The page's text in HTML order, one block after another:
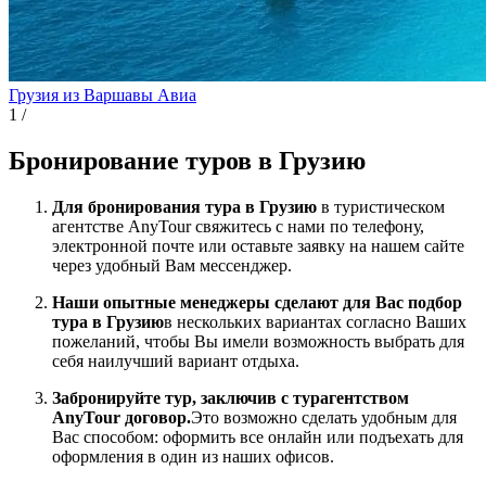
Грузия из Варшавы Авиа
1 /
Бронирование туров в Грузию
Для бронирования тура в Грузию в туристическом
агентстве AnyTour свяжитесь с нами по телефону,
электронной почте или оставьте заявку на нашем сайте
через удобный Вам мессенджер.
Наши опытные менеджеры сделают для Вас подбор
тура в Грузиюв нескольких вариантах согласно Ваших
пожеланий, чтобы Вы имели возможность выбрать для
себя наилучший вариант отдыха.
Забронируйте тур, заключив с турагентством
AnyTour договор.Это возможно сделать удобным для
Вас способом: оформить все онлайн или подъехать для
оформления в один из наших офисов.